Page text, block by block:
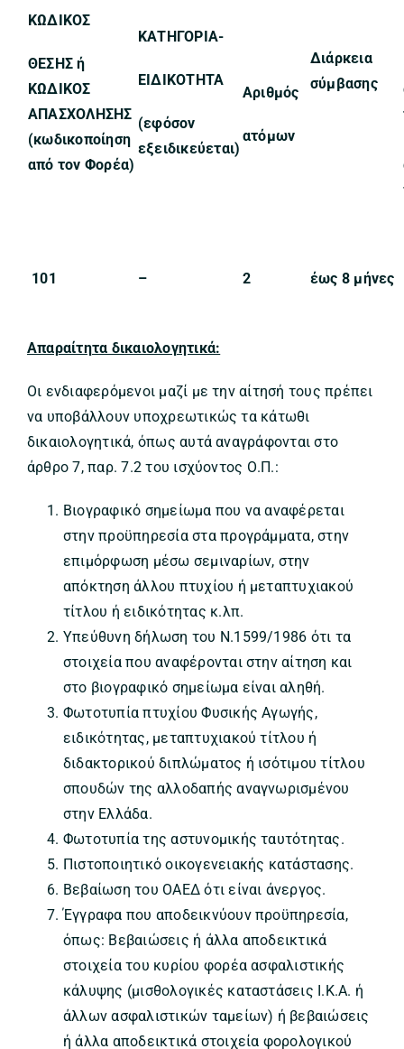
ΚΩΔΙΚΟΣ
ΘΕΣΗΣ ή
ΚΩΔΙΚΟΣ
ΑΠΑΣΧΟΛΗΣΗΣ
(κωδικοποίηση
από τον Φορέα)
ΚΑΤΗΓΟΡΙΑ-
ΕΙΔΙΚΟΤΗΤΑ
(εφόσον
εξειδικεύεται)
Αριθμός
ατόμων
Διάρκεια
σύμβασης
101 – 2 έως 8 μήνες
Απαραίτητα δικαιολογητικά:
Οι ενδιαφερόμενοι μαζί με την αίτησή τους πρέπει
να υποβάλλουν υποχρεωτικώς τα κάτωθι
δικαιολογητικά, όπως αυτά αναγράφονται στο
άρθρο 7, παρ. 7.2 του ισχύοντος Ο.Π.:
Βιογραφικό σημείωμα που να αναφέρεται
στην προϋπηρεσία στα προγράμματα, στην
επιμόρφωση μέσω σεμιναρίων, στην
απόκτηση άλλου πτυχίου ή μεταπτυχιακού
τίτλου ή ειδικότητας κ.λπ.
Υπεύθυνη δήλωση του Ν.1599/1986 ότι τα
στοιχεία που αναφέρονται στην αίτηση και
στο βιογραφικό σημείωμα είναι αληθή.
Φωτοτυπία πτυχίου Φυσικής Αγωγής,
ειδικότητας, μεταπτυχιακού τίτλου ή
διδακτορικού διπλώματος ή ισότιμου τίτλου
σπουδών της αλλοδαπής αναγνωρισμένου
στην Ελλάδα.
Φωτοτυπία της αστυνομικής ταυτότητας.
Πιστοποιητικό οικογενειακής κατάστασης.
Βεβαίωση του ΟΑΕΔ ότι είναι άνεργος.
Έγγραφα που αποδεικνύουν προϋπηρεσία,
όπως: Βεβαιώσεις ή άλλα αποδεικτικά
στοιχεία του κυρίου φορέα ασφαλιστικής
κάλυψης (μισθολογικές καταστάσεις Ι.Κ.Α. ή
άλλων ασφαλιστικών ταμείων) ή βεβαιώσεις
ή άλλα αποδεικτικά στοιχεία φορολογικού